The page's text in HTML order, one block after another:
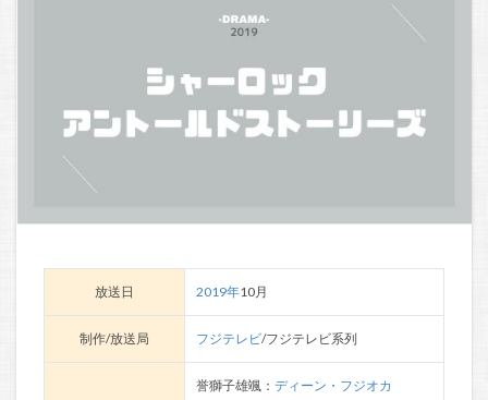
放送日 2019年10月
制作/放送局 フジテレビ/フジテレビ系列
誉獅子雄颯： ディーン・フジオカ